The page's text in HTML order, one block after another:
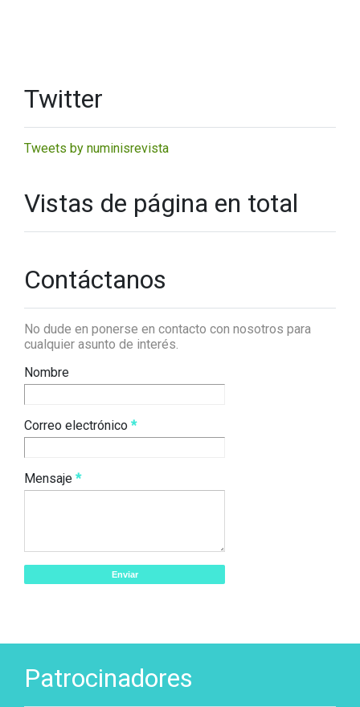
Twitter
Tweets by numinisrevista
Vistas de página en total
Contáctanos
No dude en ponerse en contacto con nosotros para
cualquier asunto de interés.
Nombre
Correo electrónico *
Mensaje *
Patrocinadores